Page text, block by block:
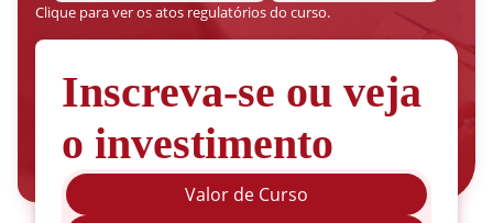
Inscreva-se ou veja
o investimento
Valor de Curso
Clique para ver os atos regulatórios do curso.